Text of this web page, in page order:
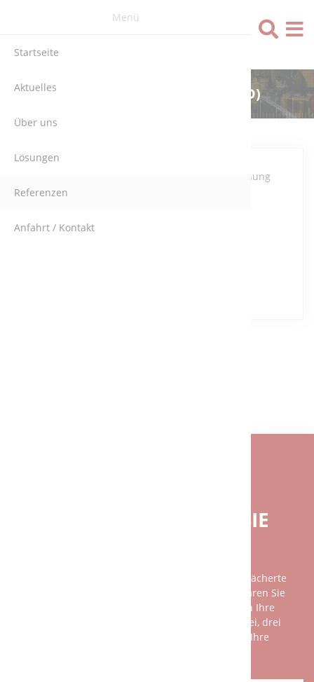
POWERWIND (DEUTSCHLAND)
Hardwareplanung
BEI FRAGEN GERNE FÜR SIE
Unsere Beratung ist so individuell wie das breit gefächerte
Spektrum unserer Kundschaft. Am besten vereinbaren Sie
einen persönlichen Gesprächstermin mit uns, denn Ihre
Wünsche und unsere Leistungen sind nicht mit zwei, drei
Sätzen am Telefon zu erklären. Wir freuen uns auf Ihre
Menü
Startseite
Aktuelles
Über uns
Lösungen
Referenzen
Anfahrt / Kontakt